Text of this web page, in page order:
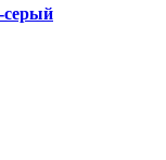
серый